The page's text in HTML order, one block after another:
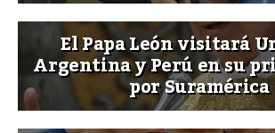
El Papa León visitará
Argentina y Perú en su
por Suramérica